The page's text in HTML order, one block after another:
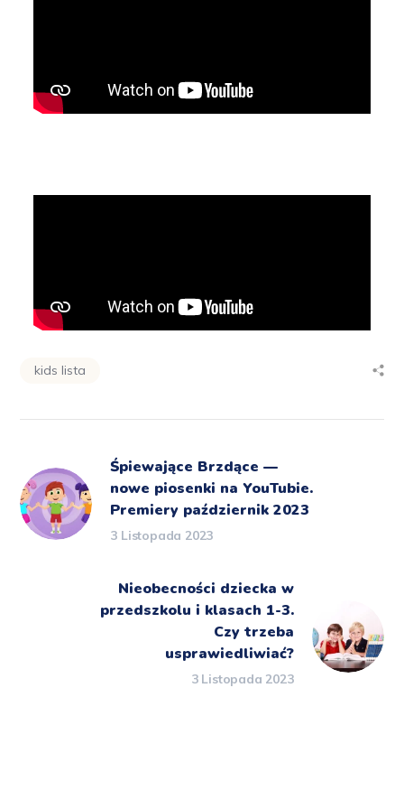
kids lista
Śpiewające Brzdące —
nowe piosenki na YouTubie.
Premiery październik 2023
3 Listopada 2023
Nieobecności dziecka w
przedszkolu i klasach 1-3.
Czy trzeba
usprawiedliwiać?
3 Listopada 2023